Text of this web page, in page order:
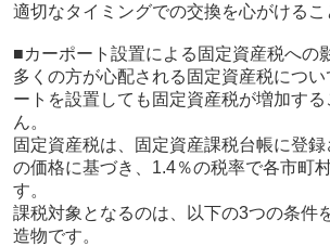
適切なタイミングでの交換を心がけるこ
■カーポート設置による固定資産税への
多くの方が心配される固定資産税につ
ートを設置しても固定資産税が増加す
ん。
固定資産税は、固定資産課税台帳に登
の価格に基づき、1.4％の税率で各市町
す。
課税対象となるのは、以下の3つの条件
造物です。